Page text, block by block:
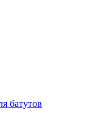
батутов